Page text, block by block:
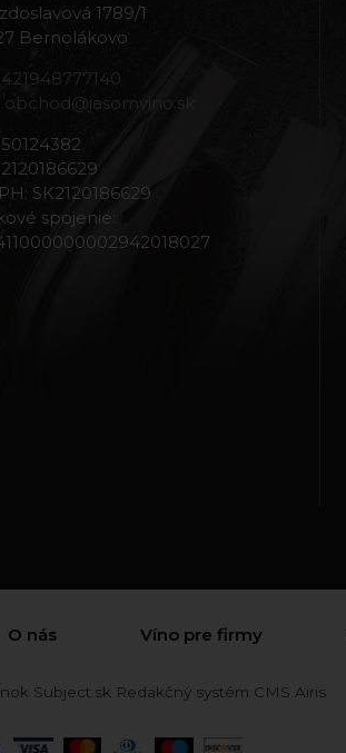
1789/1
Bernolákovo
obchod@jasomvino.sk
SK2120186629
spojenie:
O nás Víno pre firmy
Subject.sk Redakčný systém CMS Airis